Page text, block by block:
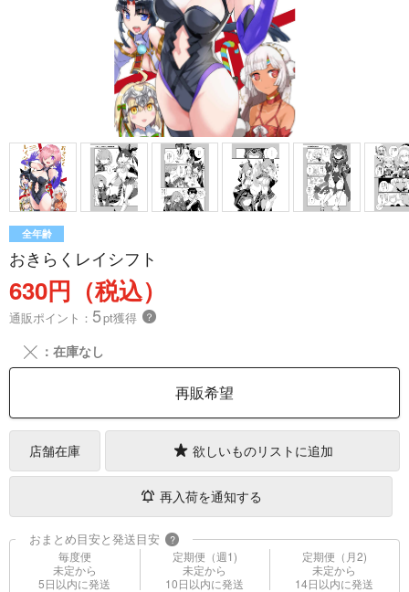
全年齢
おきらくレイシフト
630円（税込）
通販ポイント： 5pt獲得 ？
╳ ：在庫なし
再販希望
店舗在庫 欲しいものリストに追加
再入荷を通知する
おまとめ目安と発送目安 ?
毎度便
未定から
5日以内に発送
定期便（週1)
未定から
10日以内に発送
定期便（月2)
未定から
14日以内に発送